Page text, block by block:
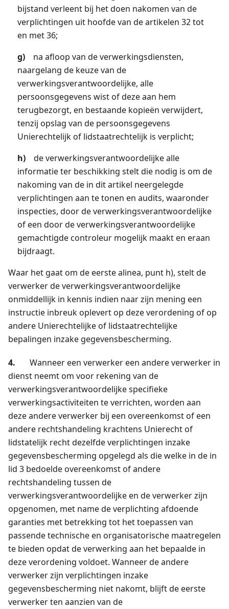
bijstand verleent bij het doen nakomen van de
verplichtingen uit hoofde van de artikelen 32 tot
en met 36;
g)
na afloop van de verwerkingsdiensten,
naargelang de keuze van de
verwerkingsverantwoordelijke, alle
persoonsgegevens wist of deze aan hem
terugbezorgt, en bestaande kopieën verwijdert,
tenzij opslag van de persoonsgegevens
Unierechtelijk of lidstaatrechtelijk is verplicht;
h)
de verwerkingsverantwoordelijke alle
informatie ter beschikking stelt die nodig is om de
nakoming van de in dit artikel neergelegde
verplichtingen aan te tonen en audits, waaronder
inspecties, door de verwerkingsverantwoordelijke
of een door de verwerkingsverantwoordelijke
gemachtigde controleur mogelijk maakt en eraan
bijdraagt.
Waar het gaat om de eerste alinea, punt h), stelt de
verwerker de verwerkingsverantwoordelijke
onmiddellijk in kennis indien naar zijn mening een
instructie inbreuk oplevert op deze verordening of op
andere Unierechtelijke of lidstaatrechtelijke
bepalingen inzake gegevensbescherming.
4.
Wanneer een verwerker een andere verwerker in
dienst neemt om voor rekening van de
verwerkingsverantwoordelijke specifieke
verwerkingsactiviteiten te verrichten, worden aan
deze andere verwerker bij een overeenkomst of een
andere rechtshandeling krachtens Unierecht of
lidstatelijk recht dezelfde verplichtingen inzake
gegevensbescherming opgelegd als die welke in de in
lid 3 bedoelde overeenkomst of andere
rechtshandeling tussen de
verwerkingsverantwoordelijke en de verwerker zijn
opgenomen, met name de verplichting afdoende
garanties met betrekking tot het toepassen van
passende technische en organisatorische maatregelen
te bieden opdat de verwerking aan het bepaalde in
deze verordening voldoet. Wanneer de andere
verwerker zijn verplichtingen inzake
gegevensbescherming niet nakomt, blijft de eerste
verwerker ten aanzien van de